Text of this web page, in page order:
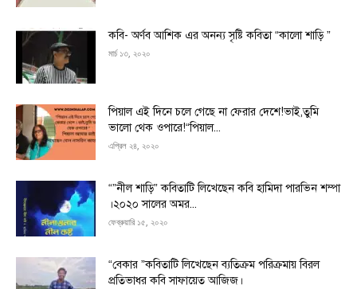
কবি- অর্ণব আশিক এর অনন্য সৃষ্টি কবিতা “কালো শাড়ি ”
মার্চ ১৩, ২০২০
পিয়াল এই দিনে চলে গেছে না ফেরার দেশে!ভাই,তুমি
ভালো থেক ওপারে!“পিয়াল...
এপ্রিল ২৪, ২০২০
“”নীল শাড়ি” কবিতাটি লিখেছেন কবি হামিদা পারভিন শম্পা
।২০২০ সালের অমর...
ফেব্রুয়ারি ১৫, ২০২০
“বেকার ”কবিতাটি লিখেছেন ব্যতিক্রম পরিক্রমায় বিরল
প্রতিভাধর কবি সাফায়েত আজিজ।